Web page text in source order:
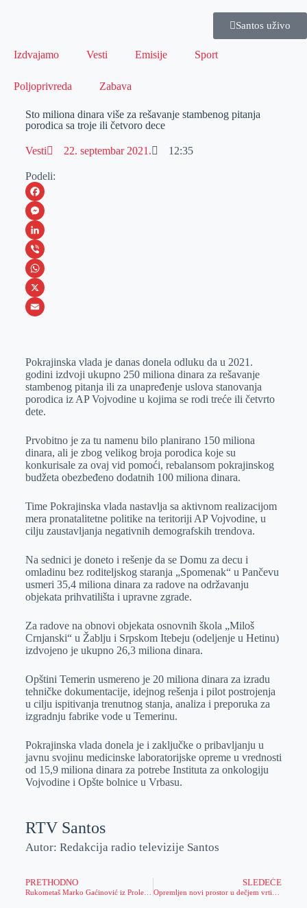
Santos uživo
Izdvajamo Vesti Emisije Sport
Poljoprivreda Zabava
Sto miliona dinara više za rešavanje stambenog pitanja
porodica sa troje ili četvoro dece
Vesti 22. septembar 2021. 12:35
Podeli:
F
a
c
e
b
o
M
e
s
s
e
e
r
L
i
n
k
I
n
V
i
b
W
h
s
A
p
X
a
i
l
Pokrajinska vlada je danas donela odluku da u 2021.
godini izdvoji ukupno 250 miliona dinara za rešavanje
stambenog pitanja ili za unapređenje uslova stanovanja
porodica iz AP Vojvodine u kojima se rodi treće ili četvrto
dete.
Prvobitno je za tu namenu bilo planirano 150 miliona
dinara, ali je zbog velikog broja porodica koje su
konkurisale za ovaj vid pomoći, rebalansom pokrajinskog
budžeta obezbeđeno dodatnih 100 miliona dinara.
Time Pokrajinska vlada nastavlja sa aktivnom realizacijom
mera pronatalitetne politike na teritoriji AP Vojvodine, u
cilju zaustavljanja negativnih demografskih trendova.
Na sednici je doneto i rešenje da se Domu za decu i
omladinu bez roditeljskog staranja „Spomenak“ u Pančevu
usmeri 35,4 miliona dinara za radove na održavanju
objekata prihvatilišta i upravne zgrade.
Za radove na obnovi objekata osnovnih škola „Miloš
Crnjanski“ u Žablju i Srpskom Itebeju (odeljenje u Hetinu)
izdvojeno je ukupno 26,3 miliona dinara.
Opštini Temerin usmereno je 20 miliona dinara za izradu
tehničke dokumentacije, idejnog rešenja i pilot postrojenja
u cilju ispitivanja trenutnog stanja, analiza i preporuka za
izgradnju fabrike vode u Temerinu.
Pokrajinska vlada donela je i zaključke o pribavljanju u
javnu svojinu medicinske laboratorijske opreme u vrednosti
od 15,9 miliona dinara za potrebe Instituta za onkologiju
Vojvodine i Opšte bolnice u Vrbasu.
RTV Santos
Autor: Redakcija radio televizije Santos
PRETHODNO
Rukometaš Marko Gaćinović iz Proletera prešao u Grindeks
SLEDEĆE